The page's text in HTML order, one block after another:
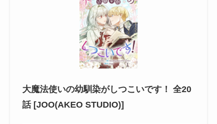
大魔法使いの幼馴染がしつこいです！ 全20
話 [JOO(AKEO STUDIO)]